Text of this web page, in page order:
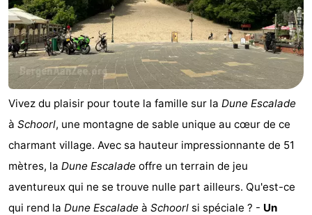
Vivez du plaisir pour toute la famille sur la Dune Escalade
à Schoorl, une montagne de sable unique au cœur de ce
charmant village. Avec sa hauteur impressionnante de 51
mètres, la Dune Escalade offre un terrain de jeu
aventureux qui ne se trouve nulle part ailleurs. Qu'est-ce
qui rend la Dune Escalade à Schoorl si spéciale ? - Un